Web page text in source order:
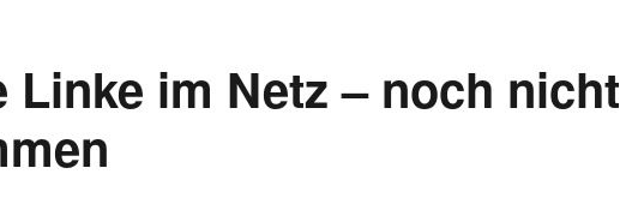
Linke im Netz – noch nicht